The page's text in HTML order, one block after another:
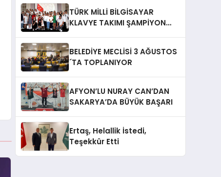
TÜRK MİLLİ BİLGİSAYAR
KLAVYE TAKIMI ŞAMPİYON
BELEDİYE MECLİSİ 3 AĞUSTOS
´TA TOPLANIYOR
AFYON’LU NURAY CAN’DAN
SAKARYA’DA BÜYÜK BAŞARI
Ertaş, Helallik İstedi,
Teşekkür Etti